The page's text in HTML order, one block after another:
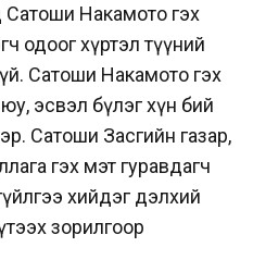
Сатоши Накамото гэх
одоог хүртэл түүний
Сатоши Накамото гэх
эсвэл бүлэг хүн бий
Сатоши Засгийн газар,
гэх мэт гуравдагч
хийдэг дэлхий
зорилгоор